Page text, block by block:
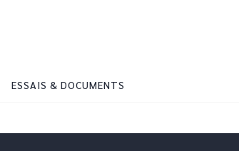
ESSAIS & DOCUMENTS